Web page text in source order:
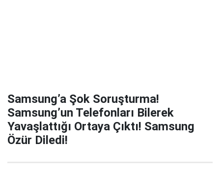
Samsung’a Şok Soruşturma!
Samsung’un Telefonları Bilerek
Yavaşlattığı Ortaya Çıktı! Samsung
Özür Diledi!